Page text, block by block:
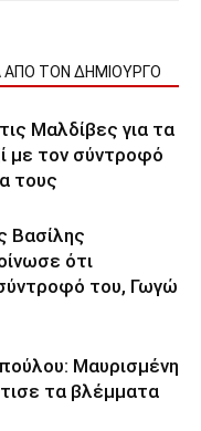
ΑΠΟ ΤΟΝ ΔΗΜΙΟΥΡΓΟ
Μαλδίβες για τα
με τον σύντροφό
τους
Βασίλης
ότι
του, Γωγώ
Μαυρισμένη
τα βλέμματα